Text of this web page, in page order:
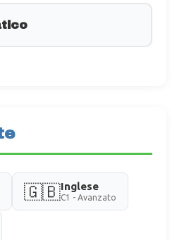
🇬🇧Inglese
C1 - Avanzato